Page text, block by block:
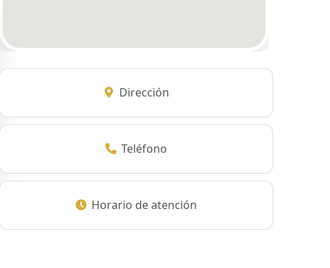
Dirección
Teléfono
Horario de atención